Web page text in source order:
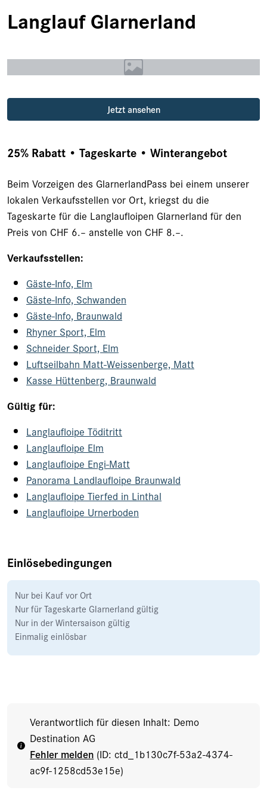
Langlauf Glarnerland
Jetzt ansehen
25% Rabatt • Tageskarte • Winterangebot
Beim Vorzeigen des GlarnerlandPass bei einem unserer
lokalen Verkaufsstellen vor Ort, kriegst du die
Tageskarte für die Langlaufloipen Glarnerland für den
Preis von CHF 6.– anstelle von CHF 8.–.
Verkaufsstellen:
Gäste-Info, Elm
Gäste-Info, Schwanden
Gäste-Info, Braunwald
Rhyner Sport, Elm
Schneider Sport, Elm
Luftseilbahn Matt-Weissenberge, Matt
Kasse Hüttenberg, Braunwald
Gültig für:
Langlaufloipe Töditritt
Langlaufloipe Elm
Langlaufloipe Engi-Matt
Panorama Landlaufloipe Braunwald
Langlaufloipe Tierfed in Linthal
Langlaufloipe Urnerboden
Einlösebedingungen
Nur bei Kauf vor Ort
Nur für Tageskarte Glarnerland gültig
Nur in der Wintersaison gültig
Einmalig einlösbar
Verantwortlich für diesen Inhalt: Demo
Destination AG
Fehler melden (ID: ctd_1b130c7f-53a2-4374-
ac9f-1258cd53e15e)